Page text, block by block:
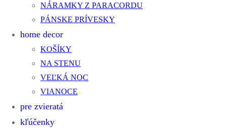
NÁRAMKY Z PARACORDU
PÁNSKE PRÍVESKY
home decor
KOŠÍKY
NA STENU
VEĽKÁ NOC
VIANOCE
pre zvieratá
kľúčenky